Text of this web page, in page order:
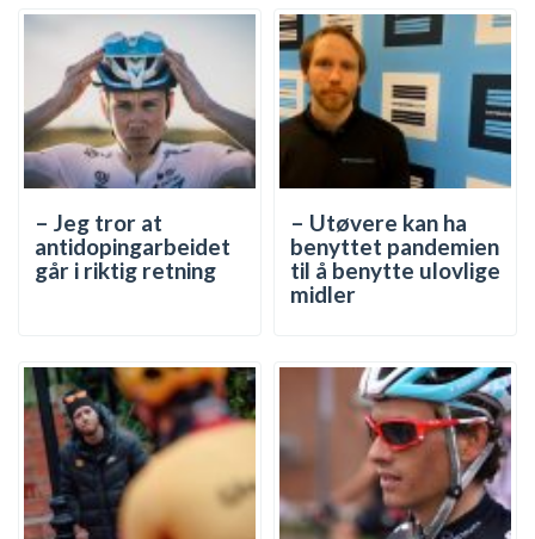
– Jeg tror at
antidopingarbeidet
går i riktig retning
– Utøvere kan ha
benyttet pandemien
til å benytte ulovlige
midler